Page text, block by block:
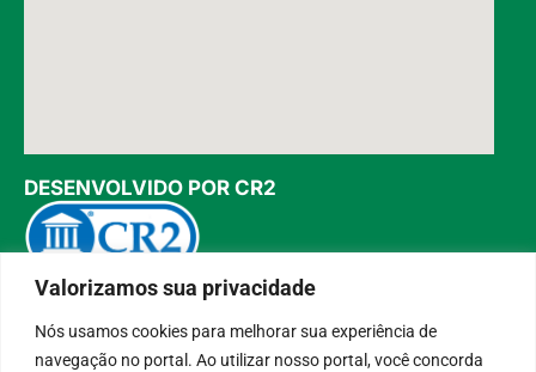
Valorizamos sua privacidade
Nós usamos cookies para melhorar sua experiência de
navegação no portal. Ao utilizar nosso portal, você concorda
Muito mais quecriar siteousistema para prefeituras
contrato que todas as exigências dasleis de transparência
públicaserão atendidas.
DESENVOLVIDO POR CR2